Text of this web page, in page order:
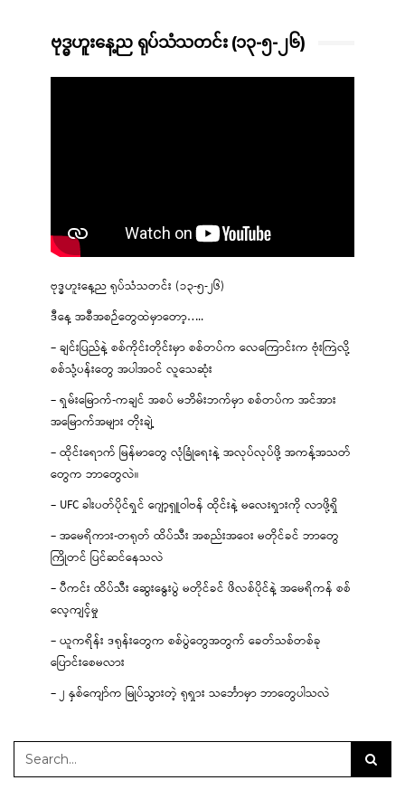
ဗုဒ္ဓဟူးနေ့ည ရုပ်သံသတင်း (၁၃-၅-၂၆)
ဗုဒ္ဓဟူးနေ့ည ရုပ်သံသတင်း (၁၃-၅-၂၆)
ဒီနေ့ အစီအစဉ်တွေထဲမှာတော့…..
– ချင်းပြည်နဲ့ စစ်ကိုင်းတိုင်းမှာ စစ်တပ်က လေကြောင်းက ဗုံးကြဲလို့
စစ်သုံ့ပန်းတွေ အပါအဝင် လူသေဆုံး
– ရှမ်းမြောက်-ကချင် အစပ် မဘိမ်းဘက်မှာ စစ်တပ်က အင်အား
အမြောက်အများ တိုးချဲ့
– ထိုင်းရောက် မြန်မာတွေ လုံခြုံရေးနဲ့ အလုပ်လုပ်ဖို့ အကန့်အသတ်
တွေက ဘာတွေလဲ။
– UFC ခါးပတ်ပိုင်ရှင် ဂျော့ရှူဝါဗန် ထိုင်းနဲ့ မလေးရှားကို လာဖို့ရှိ
– အမေရိကား-တရုတ် ထိပ်သီး အစည်းအဝေး မတိုင်ခင် ဘာတွေ
ကြိုတင် ပြင်ဆင်နေသလဲ
– ပီကင်း ထိပ်သီး ဆွေးနွေးပွဲ မတိုင်ခင် ဖိလစ်ပိုင်နဲ့ အမေရိကန် စစ်
လေ့ကျင့်မှု
– ယူကရိန်း ဒရုန်းတွေက စစ်ပွဲတွေအတွက် ခေတ်သစ်တစ်ခု
ပြောင်းစေမလား
– ၂ နှစ်ကျော်က မြုပ်သွားတဲ့ ရုရှား သင်္ဘောမှာ ဘာတွေပါသလဲ